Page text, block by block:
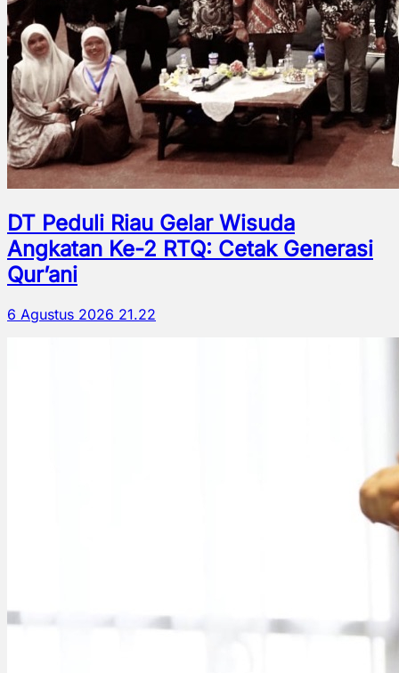
DT Peduli Riau Gelar Wisuda
Angkatan Ke-2 RTQ: Cetak Generasi
Qur’ani
6 Agustus 2026 21.22